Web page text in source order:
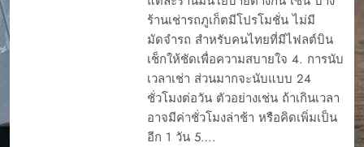
ร้านเช่ารถภูเก็ตมีโปรโมชั่น ไม่มี
มัดจำรถ สำหรับคนไทยที่มีไฟลต์บิน
เช็กให้ชัดเพื่อความสบายใจ 4. การนับ
เวลาเช่า ส่วนมากจะนับแบบ 24
ชั่วโมงต่อวัน ตัวอย่างเช่น ถ้าเกินเวลา
อาจมีค่าชั่วโมงล่าช้า หรือคิดเพิ่มเป็น
อีก 1 วัน 5….